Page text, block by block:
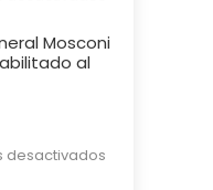
Río
Un
cortocircuito
Mosconi
al
desactivadosen
El